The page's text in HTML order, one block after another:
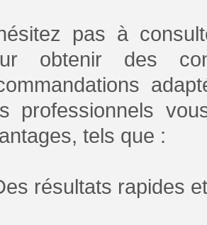
pas à
obtenir des
professionnels
tels que :
résultats rapides